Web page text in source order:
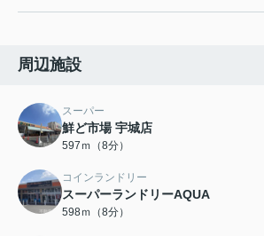
周辺施設
スーパー
鮮ど市場 宇城店
597ｍ（8分）
コインランドリー
スーパーランドリーAQUA
598ｍ（8分）